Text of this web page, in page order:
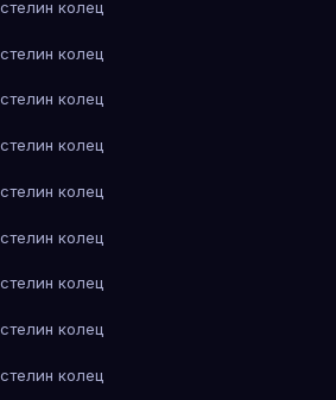
колец
колец
колец
колец
колец
колец
колец
колец
колец